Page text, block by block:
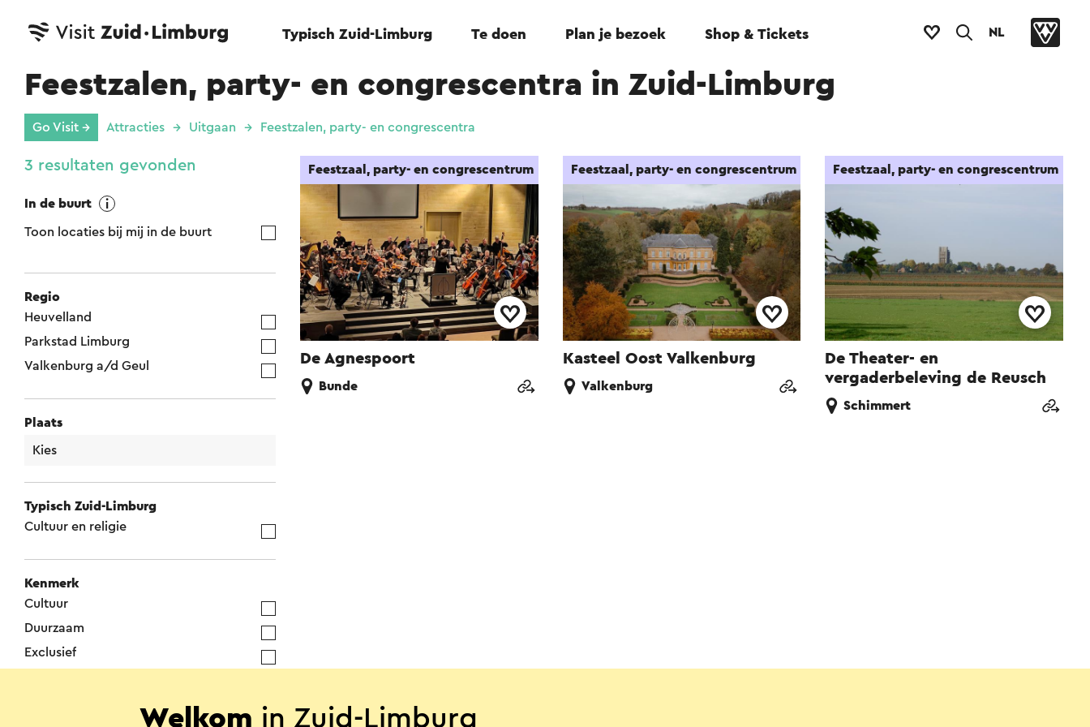
Typisch Zuid-Limburg Te doen Plan je bezoek Shop & Tickets NL
Feestzalen, party- en congrescentra in Zuid-Limburg
Go Visit → Attracties Uitgaan Feestzalen, party- en congrescentra
3 resultaten gevonden
In de buurt
Toon locaties bij mij in de buurt
Regio
Heuvelland
Parkstad Limburg
Valkenburg a/d Geul
Plaats
Typisch Zuid-Limburg
Cultuur en religie
Kenmerk
Cultuur
Duurzaam
Exclusief
De Agnespoort
Feestzaal, party- en congrescentrum
Bunde
Kasteel Oost Valkenburg
Feestzaal, party- en congrescentrum
Valkenburg
De Theater- en
vergaderbeleving de Reusch
Feestzaal, party- en congrescentrum
Schimmert
Welkom in Zuid-Limburg